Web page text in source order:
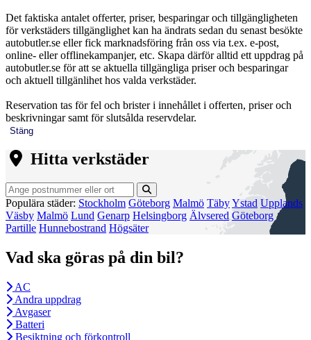
Det faktiska antalet offerter, priser, besparingar och tillgängligheten
för verkstäders tillgänglighet kan ha ändrats sedan du senast besökte
autobutler.se eller fick marknadsföring från oss via t.ex. e-post,
online- eller offlinekampanjer, etc. Skapa därför alltid ett uppdrag på
autobutler.se för att se aktuella tillgängliga priser och besparingar
och aktuell tillgänlihet hos valda verkstäder.
Reservation tas för fel och brister i innehållet i offerten, priser och
beskrivningar samt för slutsålda reservdelar.
Stäng
Hitta verkstäder
Populära städer: Stockholm Göteborg Malmö TäbyYstad Upplands
Väsby Malmö Lund Genarp Helsingborg Älvsered Göteborg
Partille Hunnebostrand Högsäter
Vad ska göras på din bil?
AC
Andra uppdrag
Avgaser
Batteri
Besiktning och förkontroll